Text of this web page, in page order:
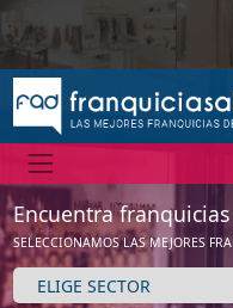
Encuentra
SELECCIONAMOS LAS MEJORES